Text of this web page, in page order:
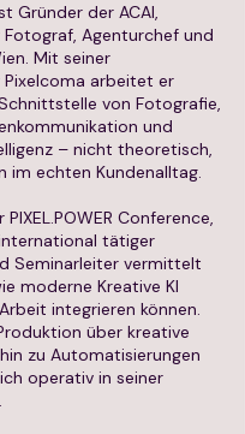
Gründer der ACAI,
Agenturchef und
Mit seiner
arbeitet er
von Fotografie,
und
– nicht theoretisch,
im echten Kundenalltag.
Conference,
tätiger
Seminarleiter vermittelt
moderne Kreative KI
integrieren können.
über kreative
zu Automatisierungen
operativ in seiner